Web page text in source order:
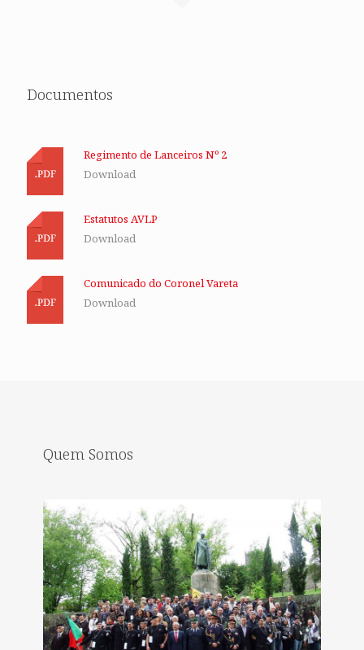
Documentos
Regimento de Lanceiros Nº 2
Download
Estatutos AVLP
Download
Comunicado do Coronel Vareta
Download
Quem Somos